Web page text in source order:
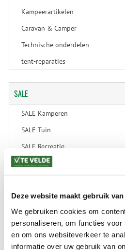
Deze website maakt gebruik
We gebruiken cookies om
personaliseren, om functies voor
en om ons websiteverkeer te
informatie over uw gebruik van
Kampeerartikelen
Caravan & Camper
Technische onderdelen
tent-reparaties
SALE
SALE Kamperen
SALE Tuin
SALE Recreatie
SALE Outdoor
SALE Schaatsen
GEEN VERZENDKOSTEN